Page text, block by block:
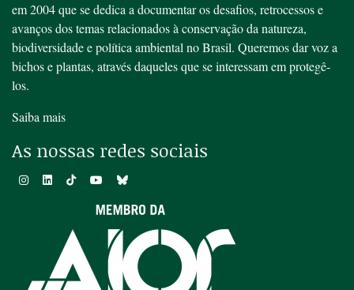
em 2004 que se dedica a documentar os desafios, retrocessos e
avanços dos temas relacionados à conservação da natureza,
biodiversidade e política ambiental no Brasil. Queremos dar voz a
bichos e plantas, através daqueles que se interessam em protegê-
los.
Saiba mais
As nossas redes sociais